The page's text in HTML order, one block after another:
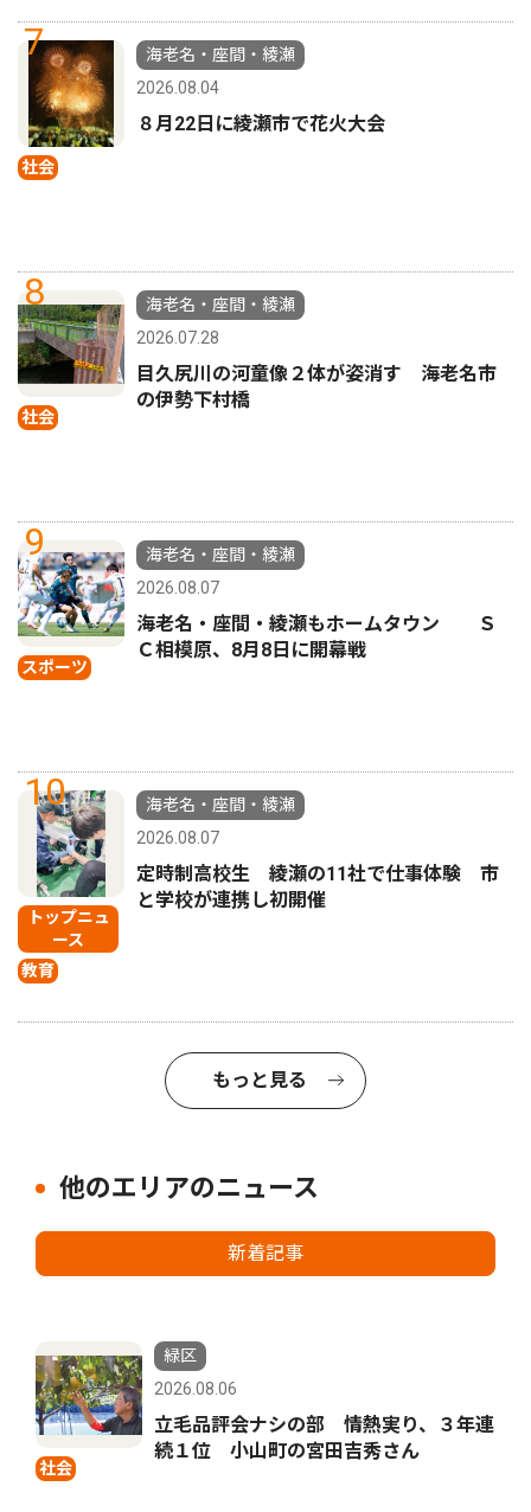
7
社会
海老名・座間・綾瀬
2026.08.04
８月22日に綾瀬市で花火大会
8
社会
海老名・座間・綾瀬
2026.07.28
目久尻川の河童像２体が姿消す 海老名市
の伊勢下村橋
9
スポーツ
海老名・座間・綾瀬
2026.08.07
海老名・座間・綾瀬もホームタウン Ｓ
Ｃ相模原、8月8日に開幕戦
10
トップニュ
ース
教育
海老名・座間・綾瀬
2026.08.07
定時制高校生 綾瀬の11社で仕事体験 市
と学校が連携し初開催
もっと見る
他のエリアのニュース
新着記事
社会
緑区
2026.08.06
立毛品評会ナシの部 情熱実り、３年連
続１位 小山町の宮田吉秀さん